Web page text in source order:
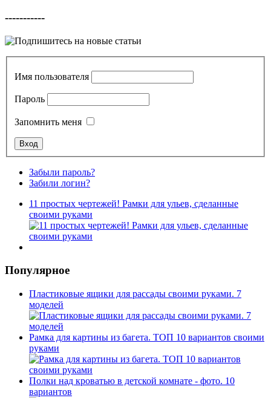
-----------
Имя пользователя
Пароль
Запомнить меня
Забыли пароль?
Забили логин?
11 простых чертежей! Рамки для ульев, сделанные
своими руками
Популярное
Пластиковые ящики для рассады своими руками. 7
моделей
Рамка для картины из багета. ТОП 10 вариантов своими
руками
Полки над кроватью в детской комнате - фото. 10
вариантов